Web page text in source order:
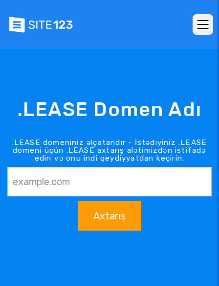
.LEASE Domen Adı
.LEASE domeniniz əlçatandır - İstədiyiniz .LEASE
domeni üçün .LEASE axtarış alətimizdən istifadə
edin və onu indi qeydiyyatdan keçirin.
Axtarış